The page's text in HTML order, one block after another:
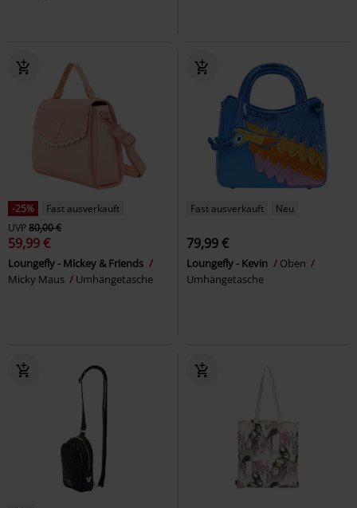
-25%
Fast ausverkauft
UVP80,00 €
59,99 €
Loungefly - Mickey & Friends
Micky Maus
Umhängetasche
Fast ausverkauft Neu
79,99 €
Loungefly - Kevin
Oben
Umhängetasche